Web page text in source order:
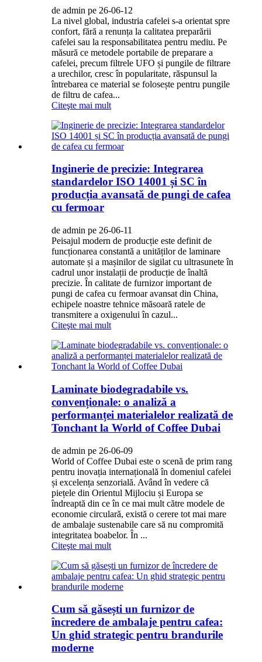
de admin pe 26-06-12
La nivel global, industria cafelei s-a orientat spre
confort, fără a renunța la calitatea preparării
cafelei sau la responsabilitatea pentru mediu. Pe
măsură ce metodele portabile de preparare a
cafelei, precum filtrele UFO și pungile de filtrare
a urechilor, cresc în popularitate, răspunsul la
întrebarea ce material se folosește pentru pungile
de filtru de cafea...
Citeşte mai mult
Inginerie de precizie: Integrarea
standardelor ISO 14001 și SC în
producția avansată de pungi de cafea
cu fermoar
de admin pe 26-06-11
Peisajul modern de producție este definit de
funcționarea constantă a unităților de laminare
automate și a mașinilor de sigilat cu ultrasunete în
cadrul unor instalații de producție de înaltă
precizie. În calitate de furnizor important de
pungi de cafea cu fermoar avansat din China,
echipele noastre tehnice măsoară ratele de
transmitere a oxigenului în cazul...
Citeşte mai mult
Laminate biodegradabile vs.
convenționale: o analiză a
performanței materialelor realizată de
Tonchant la World of Coffee Dubai
de admin pe 26-06-09
World of Coffee Dubai este o scenă de prim rang
pentru inovația internațională în domeniul cafelei
și excelența senzorială. Având în vedere că
piețele din Orientul Mijlociu și Europa se
îndreaptă din ce în ce mai mult către modele de
economie circulară, există o cerere tot mai mare
de ambalaje sustenabile care să nu compromită
integritatea boabelor. În ...
Citeşte mai mult
Cum să găsești un furnizor de
încredere de ambalaje pentru cafea:
Un ghid strategic pentru brandurile
moderne